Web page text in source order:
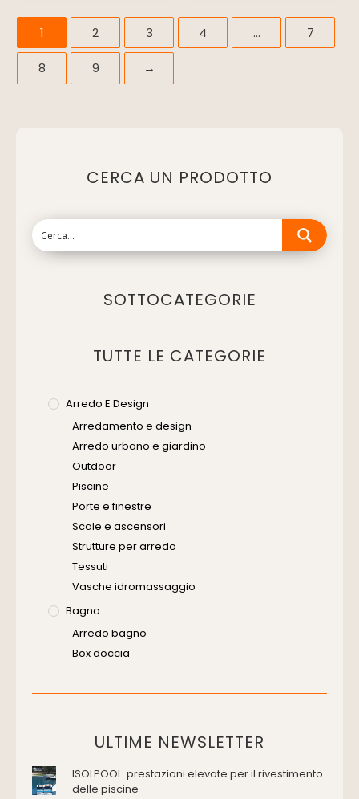
1 2 3 4 … 7
8 9 →
CERCA UN PRODOTTO
SOTTOCATEGORIE
TUTTE LE CATEGORIE
Arredo E Design
Arredamento e design
Arredo urbano e giardino
Outdoor
Piscine
Porte e finestre
Scale e ascensori
Strutture per arredo
Tessuti
Vasche idromassaggio
Bagno
Arredo bagno
Box doccia
Placche di comando per wc
Domotica Ed Impianti Elettrici
Edilizia
ULTIME NEWSLETTER
ISOLPOOL: prestazioni elevate per il rivestimento
delle piscine